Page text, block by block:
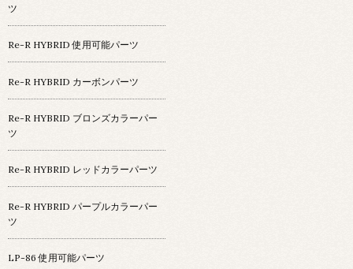
ツ
Re-R HYBRID 使用可能パーツ
Re-R HYBRID カーボンパーツ
Re-R HYBRID ブロンズカラーパー
ツ
Re-R HYBRID レッドカラーパーツ
Re-R HYBRID パープルカラーパー
ツ
LP-86 使用可能パーツ